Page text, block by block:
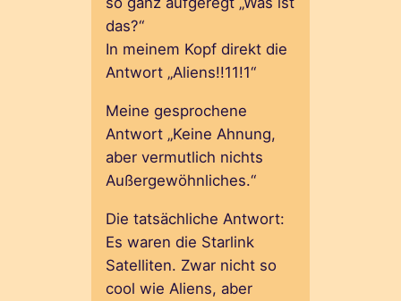
das?“
In meinem Kopf direkt die
Antwort „Aliens!!11!1“
Meine gesprochene
Antwort „Keine Ahnung,
aber vermutlich nichts
Außergewöhnliches.“
Die tatsächliche Antwort:
Es waren die Starlink
Satelliten. Zwar nicht so
cool wie Aliens, aber